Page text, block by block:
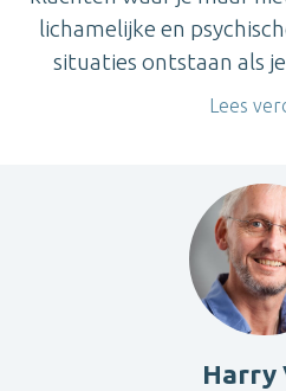
lichamelijke en
situaties ontstaan als
Lees
Harry